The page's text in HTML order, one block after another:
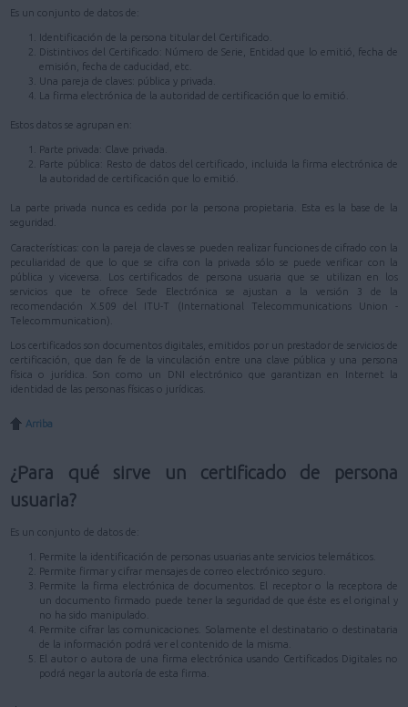
Es un conjunto de datos de:
Identificación de la persona titular del Certificado.
Distintivos del Certificado: Número de Serie, Entidad que lo emitió, fecha de
emisión, fecha de caducidad, etc.
Una pareja de claves: pública y privada.
La firma electrónica de la autoridad de certificación que lo emitió.
Estos datos se agrupan en:
Parte privada: Clave privada.
Parte pública: Resto de datos del certificado, incluida la firma electrónica de
la autoridad de certificación que lo emitió.
La parte privada nunca es cedida por la persona propietaria. Esta es la base de la
seguridad.
Características: con la pareja de claves se pueden realizar funciones de cifrado con la
peculiaridad de que lo que se cifra con la privada sólo se puede verificar con la
pública y viceversa. Los certificados de persona usuaria que se utilizan en los
servicios que te ofrece Sede Electrónica se ajustan a la versión 3 de la
recomendación X.509 del ITU-T (International Telecommunications Union -
Telecommunication).
Los certificados son documentos digitales, emitidos por un prestador de servicios de
certificación, que dan fe de la vinculación entre una clave pública y una persona
física o jurídica. Son como un DNI electrónico que garantizan en Internet la
identidad de las personas físicas o jurídicas.
Arriba
¿Para qué sirve un certificado de persona
usuaria?
Es un conjunto de datos de:
Permite la identificación de personas usuarias ante servicios telemáticos.
Permite firmar y cifrar mensajes de correo electrónico seguro.
Permite la firma electrónica de documentos. El receptor o la receptora de
un documento firmado puede tener la seguridad de que éste es el original y
no ha sido manipulado.
Permite cifrar las comunicaciones. Solamente el destinatario o destinataria
de la información podrá ver el contenido de la misma.
El autor o autora de una firma electrónica usando Certificados Digitales no
podrá negar la autoría de esta firma.